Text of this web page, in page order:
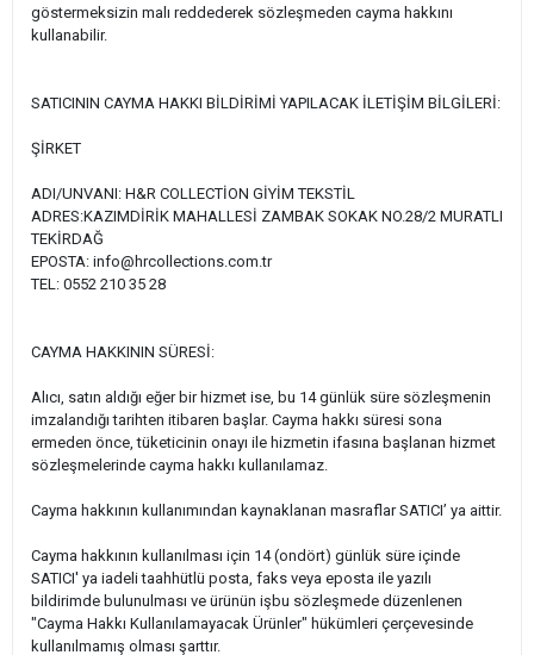
göstermeksizin malı reddederek sözleşmeden cayma hakkını
kullanabilir.
SATICININ CAYMA HAKKI BİLDİRİMİ YAPILACAK İLETİŞİM BİLGİLERİ:
ŞİRKET
ADI/UNVANI: H&R COLLECTİON GİYİM TEKSTİL
ADRES:KAZIMDİRİK MAHALLESİ ZAMBAK SOKAK NO.28/2 MURATLI
TEKİRDAĞ
EPOSTA: info@hrcollections.com.tr
TEL: 0552 210 35 28
CAYMA HAKKININ SÜRESİ:
Alıcı, satın aldığı eğer bir hizmet ise, bu 14 günlük süre sözleşmenin
imzalandığı tarihten itibaren başlar. Cayma hakkı süresi sona
ermeden önce, tüketicinin onayı ile hizmetin ifasına başlanan hizmet
sözleşmelerinde cayma hakkı kullanılamaz.
Cayma hakkının kullanımından kaynaklanan masraflar SATICI’ ya aittir.
Cayma hakkının kullanılması için 14 (ondört) günlük süre içinde
SATICI' ya iadeli taahhütlü posta, faks veya eposta ile yazılı
bildirimde bulunulması ve ürünün işbu sözleşmede düzenlenen
"Cayma Hakkı Kullanılamayacak Ürünler" hükümleri çerçevesinde
kullanılmamış olması şarttır.